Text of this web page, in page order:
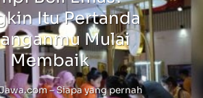
Itu Pertanda
Mulai
Membaik
– Siapa yang pernah